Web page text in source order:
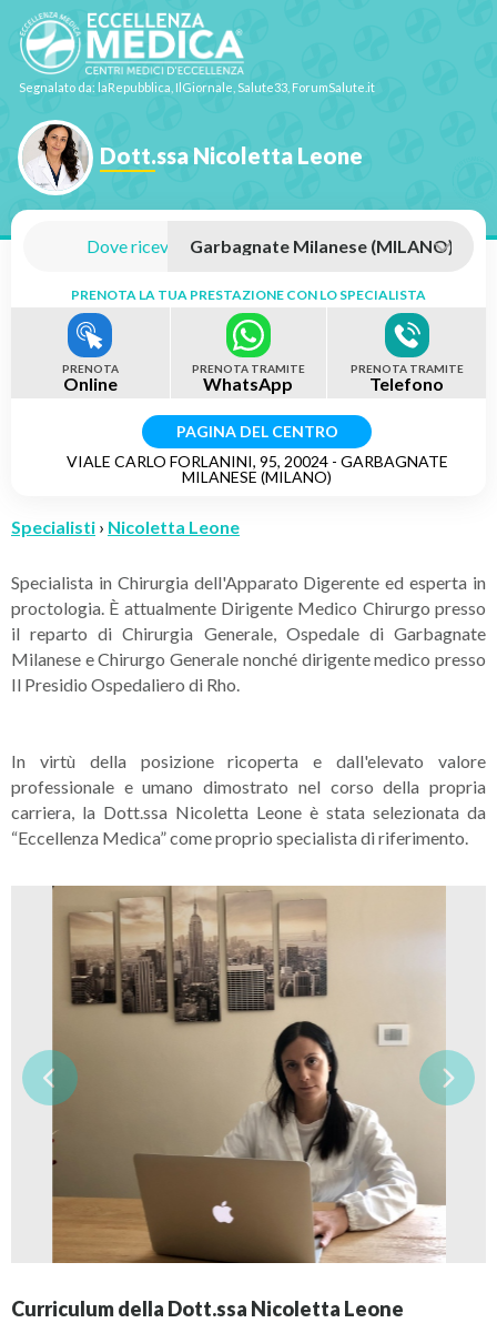
Segnalato da: laRepubblica, IlGiornale, Salute33, ForumSalute.it
Dott.ssa Nicoletta Leone
Dove riceve:
PRENOTA LA TUA PRESTAZIONE CON LO SPECIALISTA
PRENOTA
Online
PRENOTA TRAMITE
WhatsApp
PRENOTA TRAMITE
Telefono
PAGINA DEL CENTRO
VIALE CARLO FORLANINI, 95, 20024 - GARBAGNATE
MILANESE (MILANO)
Specialisti › Nicoletta Leone
Specialista in Chirurgia dell'Apparato Digerente ed esperta in
proctologia. È attualmente Dirigente Medico Chirurgo presso
il reparto di Chirurgia Generale, Ospedale di Garbagnate
Milanese e Chirurgo Generale nonché dirigente medico presso
Il Presidio Ospedaliero di Rho.
In virtù della posizione ricoperta e dall'elevato valore
professionale e umano dimostrato nel corso della propria
carriera, la Dott.ssa Nicoletta Leone è stata selezionata da
“Eccellenza Medica” come proprio specialista di riferimento.
Curriculum della Dott.ssa Nicoletta Leone